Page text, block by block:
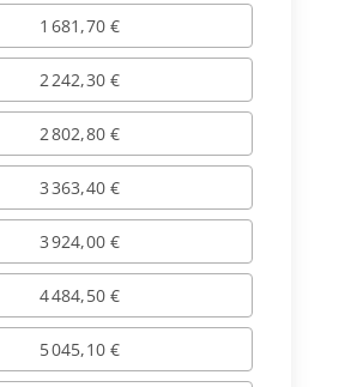
1 681,70 €
2 242,30 €
2 802,80 €
3 363,40 €
3 924,00 €
4 484,50 €
5 045,10 €